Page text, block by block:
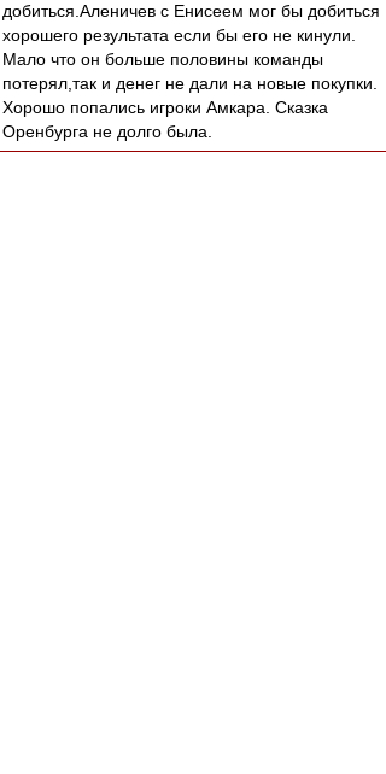
добиться.Аленичев с Енисеем мог бы добиться
хорошего результата если бы его не кинули.
Мало что он больше половины команды
потерял,так и денег не дали на новые покупки.
Хорошо попались игроки Амкара. Сказка
Оренбурга не долго была.